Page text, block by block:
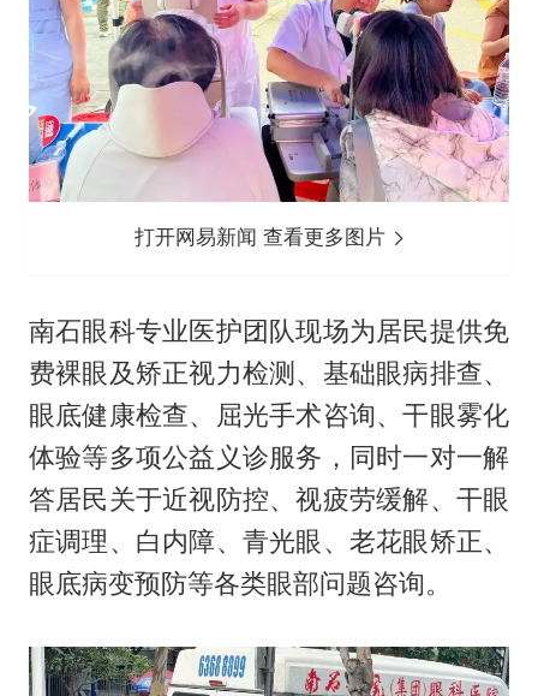
打开网易新闻 查看更多图片
南石眼科专业医护团队现场为居民提供免
费裸眼及矫正视力检测、基础眼病排查、
眼底健康检查、屈光手术咨询、干眼雾化
体验等多项公益义诊服务，同时一对一解
答居民关于近视防控、视疲劳缓解、干眼
症调理、白内障、青光眼、老花眼矫正、
眼底病变预防等各类眼部问题咨询。